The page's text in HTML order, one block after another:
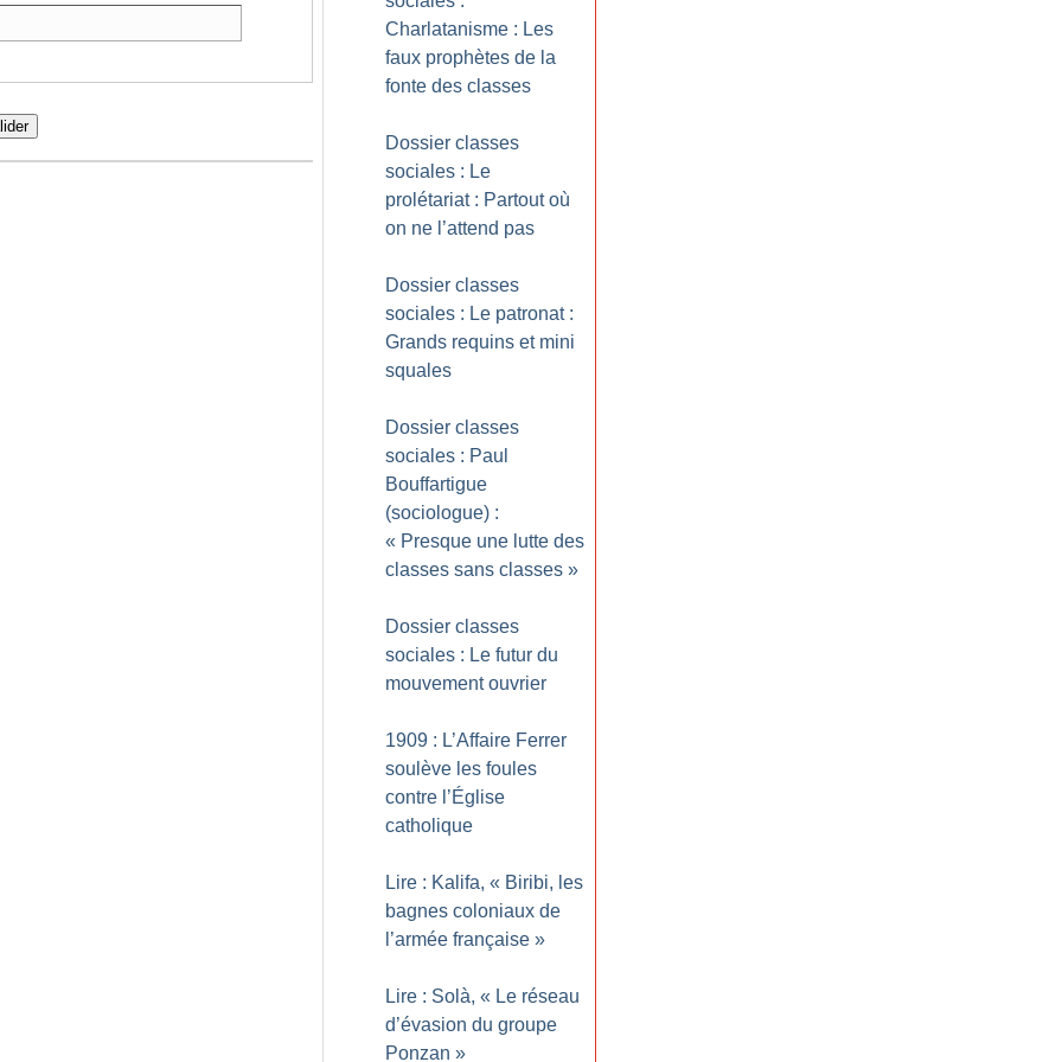
Charlatanisme : Les
faux prophètes de la
fonte des classes
Dossier classes
sociales : Le
prolétariat : Partout où
on ne l’attend pas
Dossier classes
sociales : Le patronat :
Grands requins et mini
squales
Dossier classes
sociales : Paul
Bouffartigue
(sociologue) :
« Presque une lutte des
classes sans classes »
Dossier classes
sociales : Le futur du
mouvement ouvrier
1909 : L’Affaire Ferrer
soulève les foules
contre l’Église
catholique
Lire : Kalifa, « Biribi, les
bagnes coloniaux de
l’armée française »
Lire : Solà, « Le réseau
d’évasion du groupe
Ponzan »